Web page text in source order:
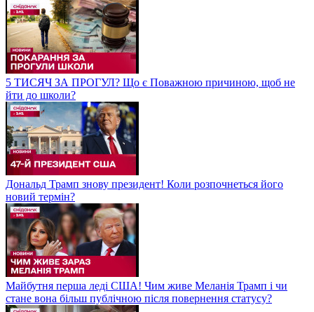
5 ТИСЯЧ ЗА ПРОГУЛ? Що є Поважною причиною, щоб не
йти до школи?
Дональд Трамп знову президент! Коли розпочнеться його
новий термін?
Майбутня перша леді США! Чим живе Меланія Трамп і чи
стане вона більш публічною після повернення статусу?